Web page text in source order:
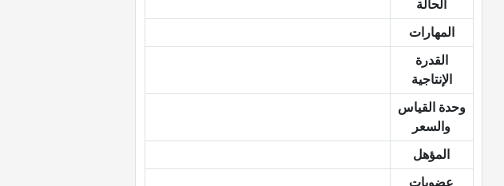
الحالة
المهارات
القدرة
الإنتاجية
وحدة القياس
والسعر
المؤهل
عضويات